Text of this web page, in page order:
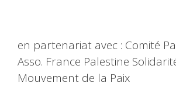
en partenariat avec : Comité
Asso. France Palestine
Mouvement de la Paix